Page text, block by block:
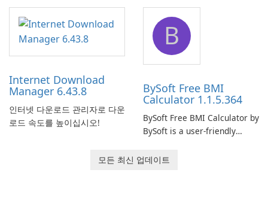
application designed to
monitor your internet
connection and provide real-
time insights into its
designed to help businesses
effectively manage their
network infrastructure.
Internet Download
Manager 6.43.8
인터넷 다운로드 관리자로 다운
로드 속도를 높이십시오!
B
BySoft Free BMI
Calculator 1.1.5.364
BySoft Free BMI Calculator by
BySoft is a user-friendly
designed to help you
모든 최신 업데이트